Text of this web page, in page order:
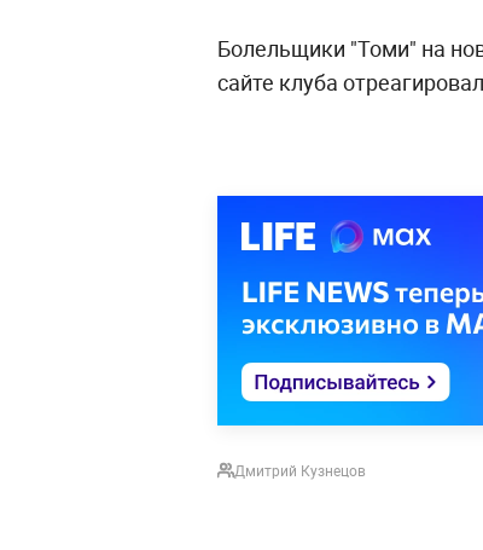
Болельщики "Томи" на
сайте клуба
Дмитрий Кузнецов